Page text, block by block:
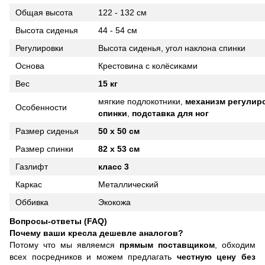
Общая высота
122 - 132 см
Высота сиденья
44 - 54 см
Регулировки
Высота сиденья, угол наклона спинки
Основа
Крестовина с колёсиками
Вес
15 кг
Особенности
мягкие подлокотники, механизм
спинки
подставка для ног
Размер сиденья
50 х 50 см
Размер спинки
82 х 53 см
Газлифт
класс 3
Каркас
Металлический
Оббивка
Экокожа
Вопросы-ответы (FAQ)
Почему ваши кресла дешевле аналогов?
Потому что мы являемся прямым поставщиком , обходим
всех посредников и можем предлагать честную цену без